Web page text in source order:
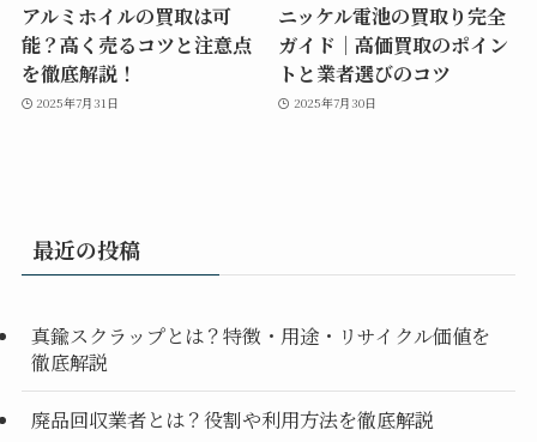
アルミホイルの買取は可
能？高く売るコツと注意点
を徹底解説！
2025年7月31日
ニッケル電池の買取り完全
ガイド｜高価買取のポイン
トと業者選びのコツ
2025年7月30日
最近の投稿
真鍮スクラップとは？特徴・用途・リサイクル価値を
徹底解説
廃品回収業者とは？役割や利用方法を徹底解説